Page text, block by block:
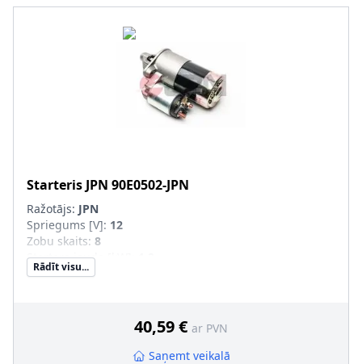
Starteris JPN 90E0502-JPN
Ražotājs: JPN
Spriegums [V]: 12
Zobu skaits: 8
Startera jauda [kW]
Rādīt visu...
40,59 € ar PVN
Saņemt veikalā